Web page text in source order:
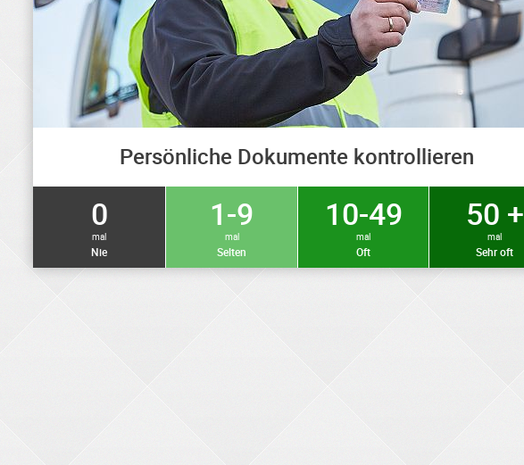
Persönliche Dokumente kontrollieren
0
mal
Nie
1-9
mal
Selten
10-49
mal
Oft
50 +
mal
Sehr oft